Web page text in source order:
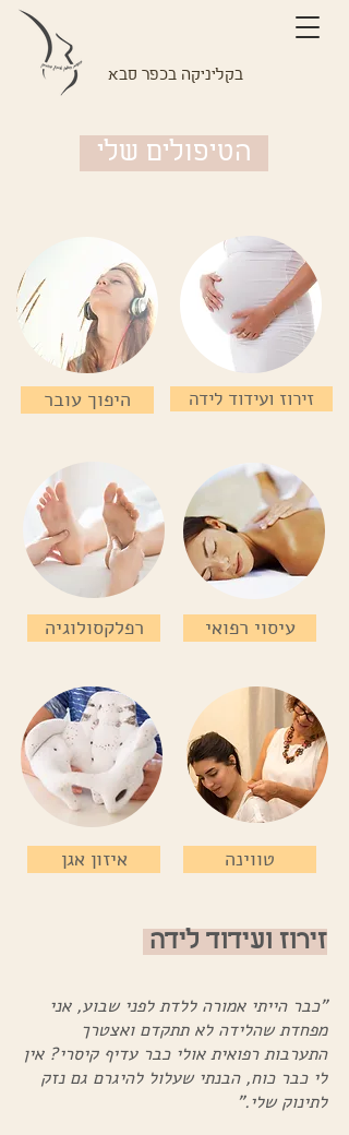
בקליניקה בכפר סבא
הטיפולים שלי
היפוך עובר זירוז ועידוד לידה
רפלקסולוגיה עיסוי רפואי
איזון אגן טווינה
זירוז ועידוד לידה
"כבר הייתי אמורה ללדת לפני שבוע, אני
מפחדת שהלידה לא תתקדם ואצטרך
התערבות רפואית אולי כבר עדיף קיסרי? אין
לי כבר כוח, הבנתי שעלול להיגרם גם נזק
לתינוק שלי."